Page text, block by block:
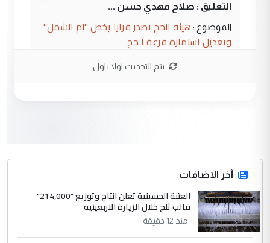
التعليق : صلاح مهدي حسن ...
الموضوع : هيئة الحج تصدر قرارا يخص "لم الشمل"
وتعديل استمارة قرعة الحج
المشترك لا تستهدف أية دولة ومفتوحة لانضمام
الدول الشقيقة
4 يوسف غزوان عصمت
التعليق : بكالوريوس فيزياء طبية متزوج و
زوجتي أيضا بكالوريوس سكني بغداد أرغب في
يتم التحديث اولا باول
آخر الاضافات
العتبة الحسينية تعلن انتاج وتوزيع "214,000"
قالب ثلج خلال الزيارة الاربعينية
منذ 12 دقيقة